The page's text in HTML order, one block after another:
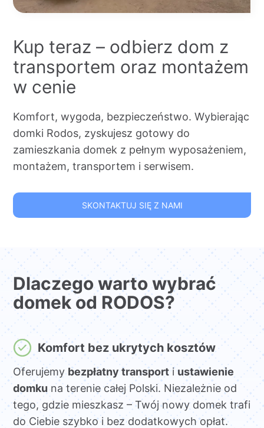
Kup teraz – odbierz dom z
transportem oraz montażem
w cenie
Komfort, wygoda, bezpieczeństwo. Wybierając
domki Rodos, zyskujesz gotowy do
zamieszkania domek z pełnym wyposażeniem,
montażem, transportem i serwisem.
SKONTAKTUJ SIĘ Z NAMI
Dlaczego warto wybrać
domek od RODOS?
Komfort bez ukrytych kosztów
Oferujemybezpłatny transporti ustawienie
domkuna terenie całej Polski. Niezależnie od
tego, gdzie mieszkasz – Twój nowy domek trafi
do Ciebie szybko i bez dodatkowych opłat.